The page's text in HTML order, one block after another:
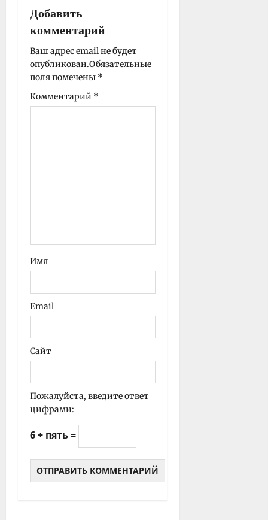
п
и
с
и
Добавить
комментарий
Ваш адрес email не будет
опубликован.Обязательные
поля помечены *
Комментарий *
Имя
Email
Сайт
Пожалуйста, введите ответ
цифрами:
6 + пять =